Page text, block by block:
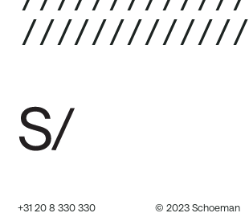
/////////////
+31 20 8 330 330 © 2023 Schoeman